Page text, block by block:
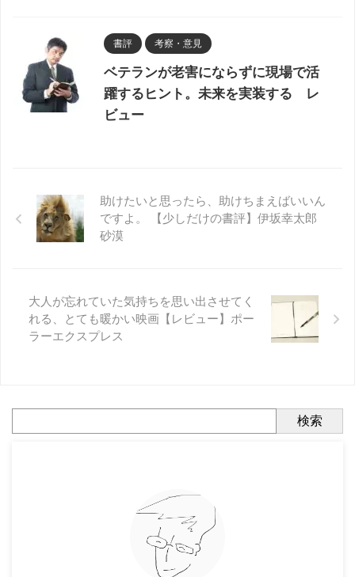
書評 考察・意見
ベテランが老害にならずに現場で活
躍するヒント。未来を実装する レ
ビュー
助けたいと思ったら、助けちまえばいいん
ですよ。 【少しだけの書評】伊坂幸太郎
砂漠
大人が忘れていた気持ちを思い出させてく
れる、とても暖かい映画【レビュー】ポー
ラーエクスプレス
検索